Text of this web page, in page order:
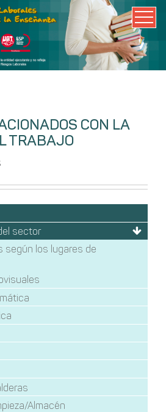
CON LA
TRABAJO
sector
según los lugares de
Almacén